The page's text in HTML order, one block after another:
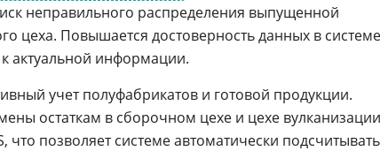
неправильного распределения выпущенной
цеха. Повышается достоверность данных в
к актуальной информации.
учет полуфабрикатов и готовой продукции.
остаткам в сборочном цехе и цехе вулканизации
, что позволяет системе автоматически подсчитывать